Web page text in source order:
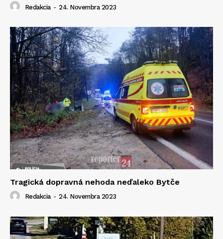
Redakcia - 24. Novembra 2023
Tragická dopravná nehoda neďaleko Bytče
Redakcia - 24. Novembra 2023